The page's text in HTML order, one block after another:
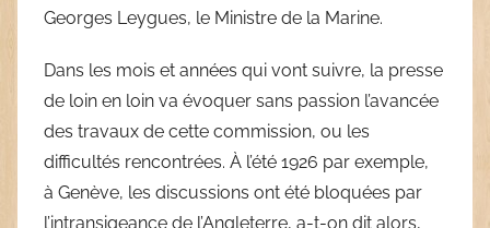
Georges Leygues, le Ministre de la Marine.
Dans les mois et années qui vont suivre, la presse
de loin en loin va évoquer sans passion l’avancée
des travaux de cette commission, ou les
difficultés rencontrées. À l’été 1926 par exemple,
à Genève, les discussions ont été bloquées par
l’intransigeance de l’Angleterre, a-t-on dit alors,